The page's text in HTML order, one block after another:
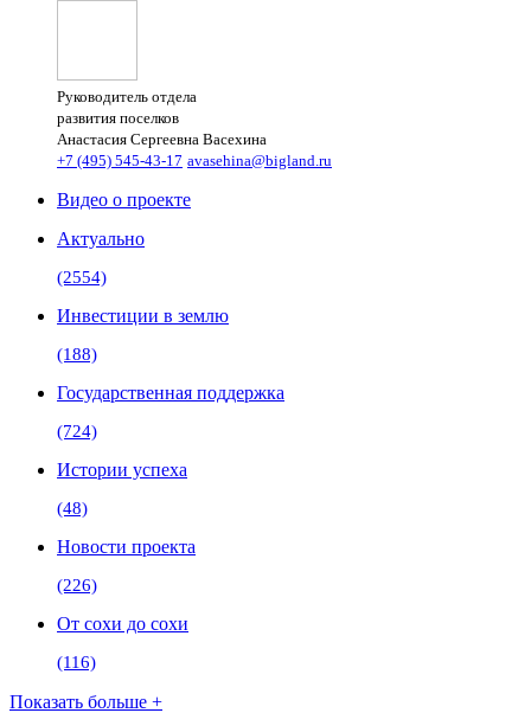
Руководитель отдела
развития поселков
Анастасия Сергеевна Васехина
+7 (495) 545-43-17 avasehina@bigland.ru
Видео о проекте
Актуально
(2554)
Инвестиции в землю
(188)
Государственная поддержка
(724)
Истории успеха
(48)
Новости проекта
(226)
От сохи до сохи
(116)
Показать больше +